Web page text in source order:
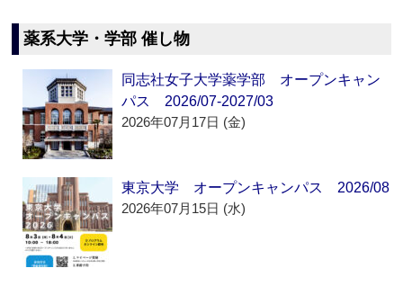
薬系大学・学部 催し物
同志社女子大学薬学部 オープンキャン
パス 2026/07-2027/03
2026年07月17日 (金)
東京大学 オープンキャンパス 2026/08
2026年07月15日 (水)